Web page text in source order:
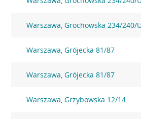
Warszawa, Grochowska 234/240/
Warszawa, Grójecka 81/87
Warszawa, Grójecka 81/87
Warszawa, Grzybowska 12/14